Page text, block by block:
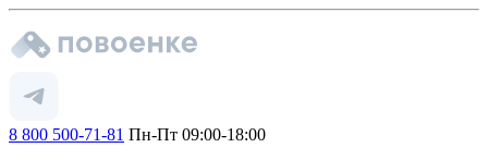
8 800 500-71-81 Пн-Пт 09:00-18:00